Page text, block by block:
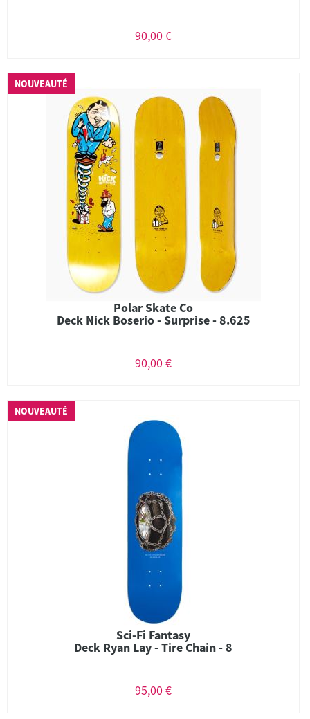
90,00 €
NOUVEAUTÉ
Polar Skate Co
Deck Nick Boserio - Surprise - 8.625
90,00 €
NOUVEAUTÉ
Sci-Fi Fantasy
Deck Ryan Lay - Tire Chain - 8
95,00 €